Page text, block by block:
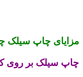
مزایای چاپ سیلک
چاپ سیلک بر روی